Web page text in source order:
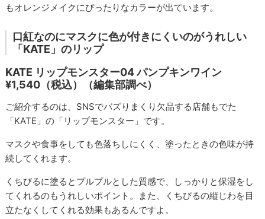
もオレンジメイクにぴったりなカラーが出ています。
口紅なのにマスクに色が付きにくいのがうれしい
「KATE」のリップ
KATE リップモンスター04 パンプキンワイン
¥1,540（税込）（編集部調べ）
ご紹介するのは、SNSでバズりまくり欠品する店舗もでた
「KATE」の「リップモンスター」です。
マスクや食事をしても色落ちしにくく、塗ったときの色味が持
続してくれます。
くちびるに塗るとプルプルとした質感で、しっかりと保湿をし
てくれるのもうれしいポイント。また、くちびるの縦じわを目
立たなくしてくれる効果もあるんですよ。